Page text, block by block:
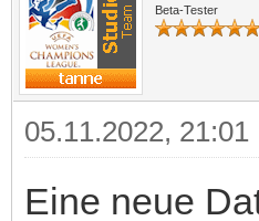
Beta-Tester
05.11.2022, 21:01
Eine neue